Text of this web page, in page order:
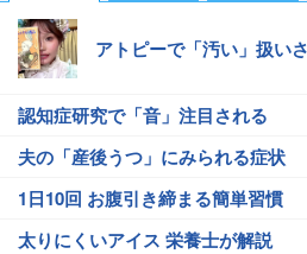
アトピーで「汚い」扱い
認知症研究で「音」注目される
夫の「産後うつ」にみられる症状
1日10回 お腹引き締まる簡単習慣
太りにくいアイス 栄養士が解説